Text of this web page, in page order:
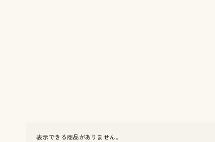
表示できる商品がありません。